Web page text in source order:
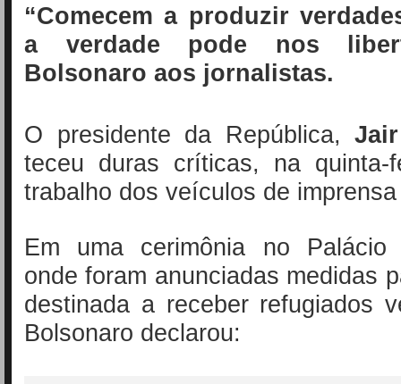
“Comecem a produzir
a verdade pode nos
Bolsonaro aos jornalistas.
O presidente da República,
teceu duras críticas, na quinta-
trabalho dos veículos de
Em uma cerimônia no Palácio
onde foram anunciadas medidas
destinada a receber refugiados
Bolsonaro declarou: